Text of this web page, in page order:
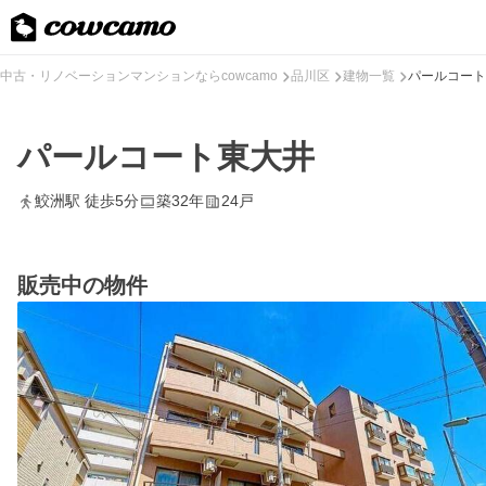
中古・リノベーションマンションならcowcamo 品川区 建物一覧 パールコー
パールコート東大井
鮫洲駅 徒歩5分 築32年 24戸
販売中の物件